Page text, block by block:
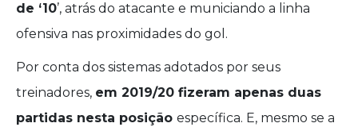
de ‘10’, atrás do atacante e municiando a linha
ofensiva nas proximidades do gol.
Por conta dos sistemas adotados por seus
treinadores, em 2019/20 fizeram apenas duas
partidas nesta posição específica. E, mesmo se a